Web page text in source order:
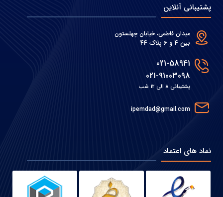
پشتیبانی آنلاین
میدان فاطمی، خیابان چهلستون
بین 4 و 6 پلاک 44
021-58941
021-91003098
پشتیبانی 8 الی 12 شب
ipemdad@gmail.com
نماد های اعتماد